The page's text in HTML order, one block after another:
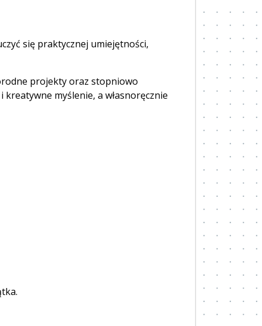
się praktycznej umiejętności,
projekty oraz stopniowo
myślenie, a własnoręcznie